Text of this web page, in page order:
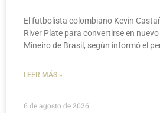
El futbolista colombiano Kevin
River Plate para convertirse en
Mineiro de Brasil, según informó el
LEER MÁS »
6 de agosto de 2026